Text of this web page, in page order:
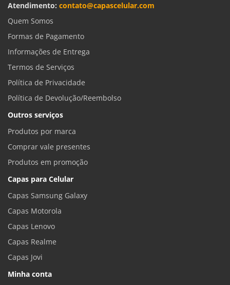
Atendimento: contato@capascelular.com
Quem Somos
Formas de Pagamento
Informações de Entrega
Termos de Serviços
Política de Privacidade
Política de Devolução/Reembolso
Outros serviços
Produtos por marca
Comprar vale presentes
Produtos em promoção
Capas para Celular
Capas Samsung Galaxy
Capas Motorola
Capas Lenovo
Capas Realme
Capas Jovi
Minha conta